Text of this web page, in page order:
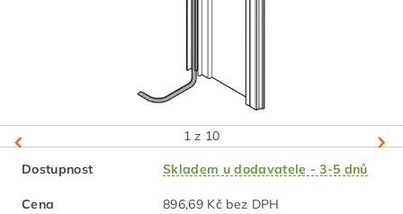
1 z 10
Dostupnost Skladem u dodavatele - 3-5 dnů
Cena 896,69 Kč bez DPH